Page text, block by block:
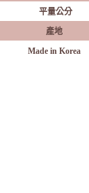
平量公分
產地
Made in Korea